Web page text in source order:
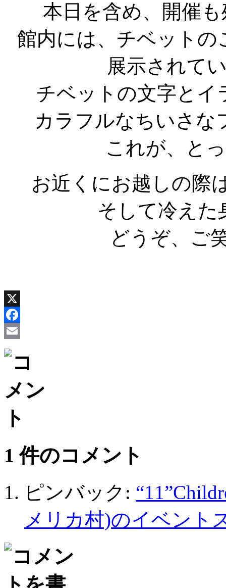
本日を含め、開催
館内には、チベット
展示されて
チベットの文字と
カラフルなちいさな
これが、と
お近くにお越しの際
そして冷えた
どうぞ、ご
X
Facebook
Email
1 件のコメント
ピンバック:
メリカ村)のイベント